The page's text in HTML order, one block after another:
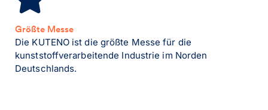
Größte Messe
Die KUTENO ist die größte Messe für die
kunststoffverarbeitende Industrie im Norden
Deutschlands.